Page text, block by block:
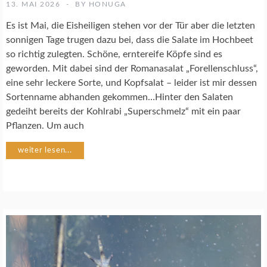
G
R
T
E
N
13. MAI 2026 BY HONUGA
Es ist Mai, die Eisheiligen stehen vor der Tür aber die letzten
sonnigen Tage trugen dazu bei, dass die Salate im Hochbeet
so richtig zulegten. Schöne, erntereife Köpfe sind es
geworden. Mit dabei sind der Romanasalat „Forellenschluss“,
eine sehr leckere Sorte, und Kopfsalat – leider ist mir dessen
Sortenname abhanden gekommen…Hinter den Salaten
gedeiht bereits der Kohlrabi „Superschmelz“ mit ein paar
Pflanzen. Um auch
weiter lesen...